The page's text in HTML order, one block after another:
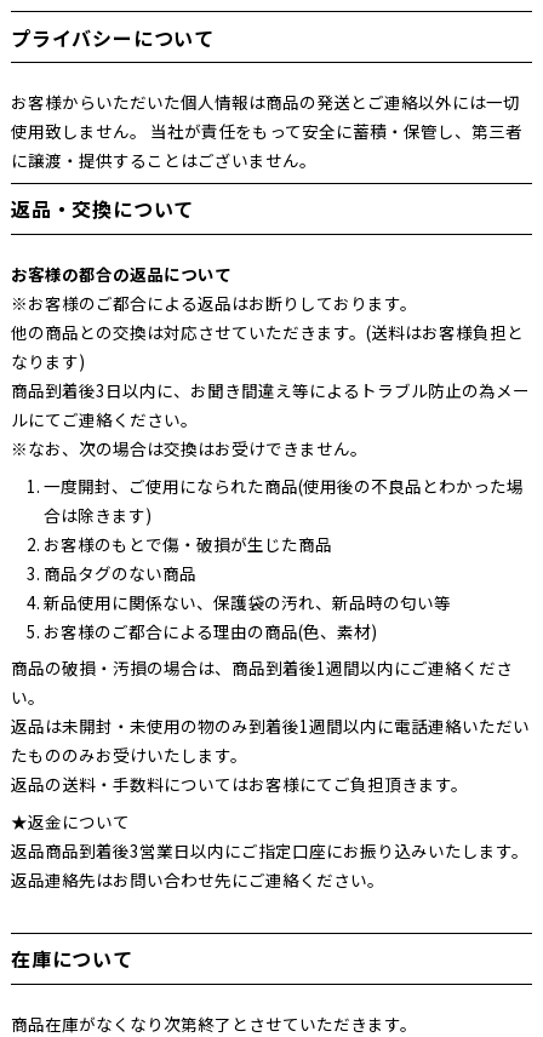
プライバシーについて
お客様からいただいた個人情報は商品の発送とご連絡以外には一切
使用致しません。 当社が責任をもって安全に蓄積・保管し、第三者
に譲渡・提供することはございません。
返品・交換について
お客様の都合の返品について
※お客様のご都合による返品はお断りしております。
他の商品との交換は対応させていただきます。(送料はお客様負担と
なります)
商品到着後3日以内に、お聞き間違え等によるトラブル防止の為メー
ルにてご連絡ください。
※なお、次の場合は交換はお受けできません。
一度開封、ご使用になられた商品(使用後の不良品とわかった場
合は除きます)
お客様のもとで傷・破損が生じた商品
商品タグのない商品
新品使用に関係ない、保護袋の汚れ、新品時の匂い等
お客様のご都合による理由の商品(色、素材)
商品の破損・汚損の場合は、商品到着後1週間以内にご連絡くださ
い。
返品は未開封・未使用の物のみ到着後1週間以内に電話連絡いただい
たもののみお受けいたします。
返品の送料・手数料についてはお客様にてご負担頂きます。
★返金について
返品商品到着後3営業日以内にご指定口座にお振り込みいたします。
返品連絡先はお問い合わせ先にご連絡ください。
在庫について
商品在庫がなくなり次第終了とさせていただきます。